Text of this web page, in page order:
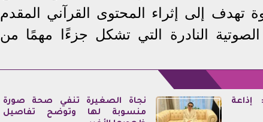
إلى إثراء المحتوى القرآني المقدم
الصوتية النادرة التي تشكل جزءًا مهمًا من
إذاعة
نجاة الصغيرة تنفي صحة صورة
منسوبة لها وتوضح تفاصيل